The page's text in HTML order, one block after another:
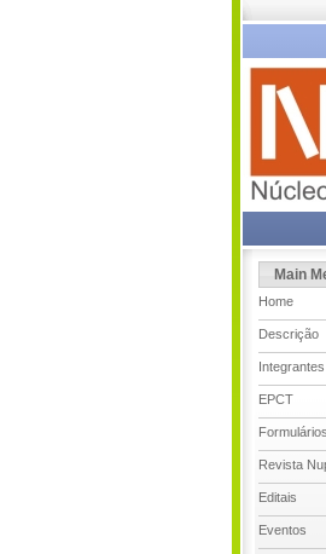
Main
Home
Descrição
Integrantes
EPCT
Formulários
Revista
Editais
Eventos